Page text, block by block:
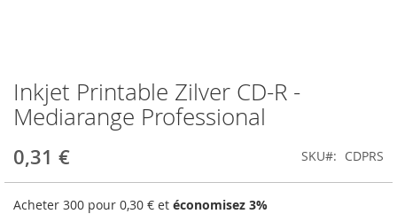
Inkjet Printable Zilver CD-R -
Mediarange Professional
0,31 € SKU CDPRS
Acheter 300 pour 0,30 € et économisez 3%
Skip
to
the
of
gallery